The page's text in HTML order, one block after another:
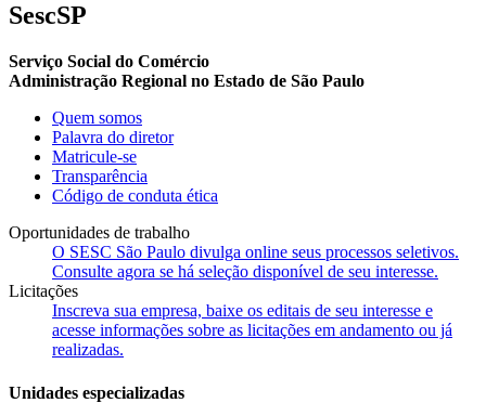
SescSP
Serviço Social do Comércio
Administração Regional no Estado de São Paulo
Quem somos
Palavra do diretor
Matricule-se
Transparência
Código de conduta ética
Oportunidades de trabalho
O SESC São Paulo divulga online seus processos seletivos.
Consulte agora se há seleção disponível de seu interesse.
Licitações
Inscreva sua empresa, baixe os editais de seu interesse e
acesse informações sobre as licitações em andamento ou já
realizadas.
Unidades especializadas